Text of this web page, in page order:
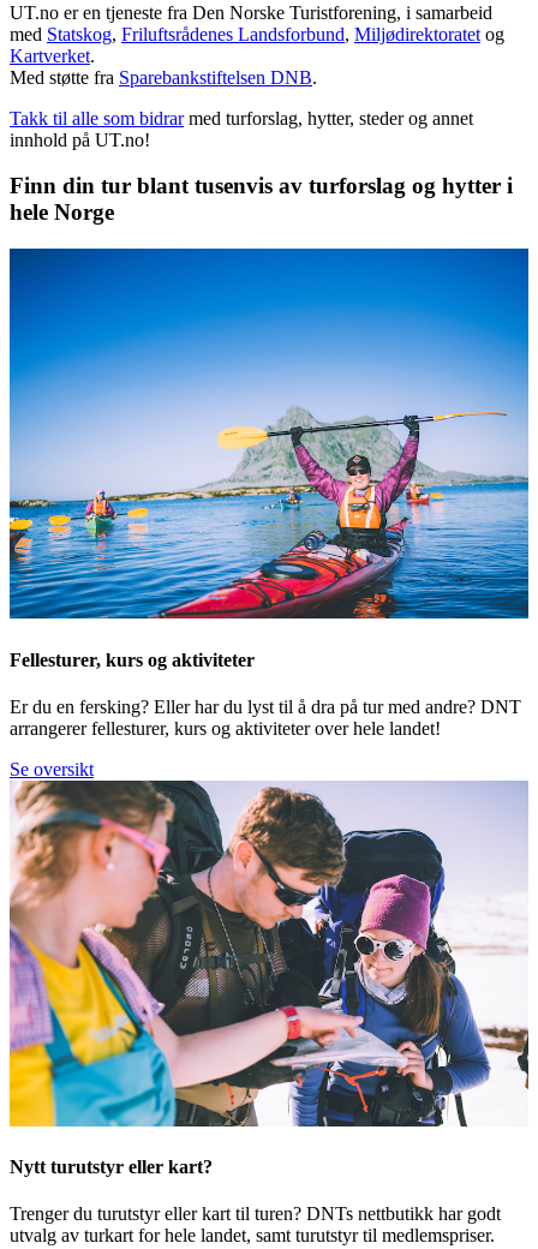
UT.no er en tjeneste fra Den Norske Turistforening, i samarbeid
med Statskog, Friluftsrådenes Landsforbund, Miljødirektoratet og
Kartverket.
Med støtte fra Sparebankstiftelsen DNB.
Takk til alle som bidrar med turforslag, hytter, steder og annet
innhold på UT.no!
Finn din tur blant tusenvis av turforslag og hytter i
hele Norge
Fellesturer, kurs og aktiviteter
Er du en fersking? Eller har du lyst til å dra på tur med andre? DNT
arrangerer fellesturer, kurs og aktiviteter over hele landet!
Se oversikt
Nytt turutstyr eller kart?
Trenger du turutstyr eller kart til turen? DNTs nettbutikk har godt
utvalg av turkart for hele landet, samt turutstyr til medlemspriser.